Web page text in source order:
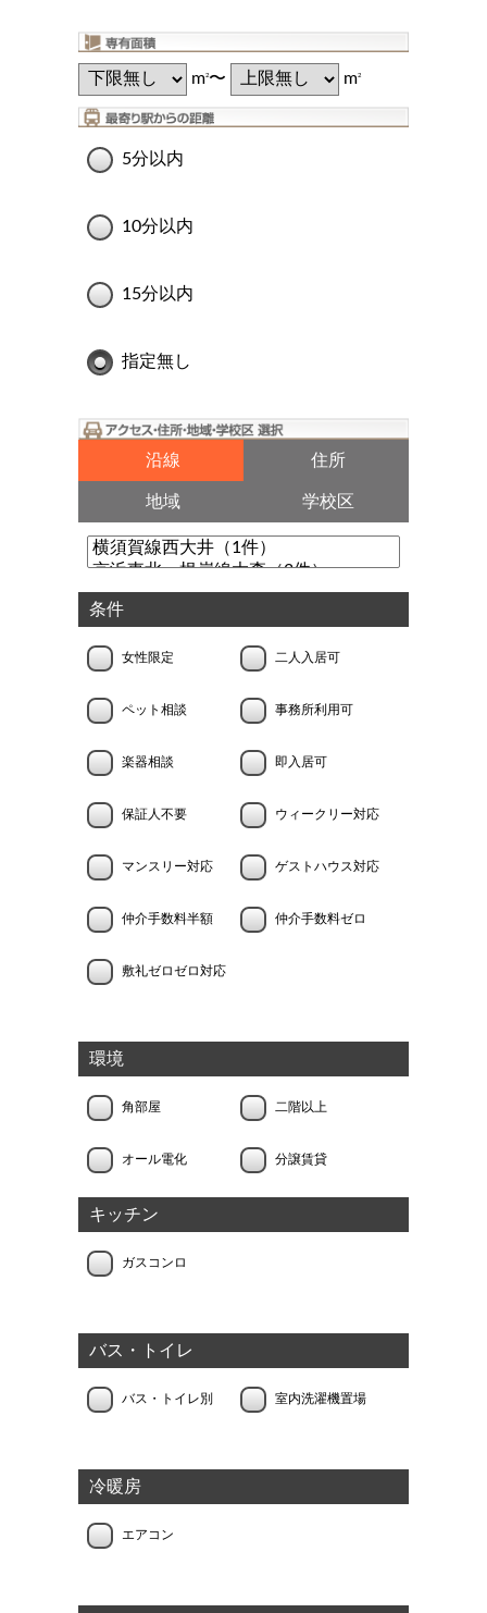
m2〜 m2
5分以内
10分以内
15分以内
指定無し
沿線 住所
地域 学校区
条件
女性限定 二人入居可
ペット相談 事務所利用可
楽器相談 即入居可
保証人不要 ウィークリー対応
マンスリー対応 ゲストハウス対応
仲介手数料半額 仲介手数料ゼロ
敷礼ゼロゼロ対応
環境
角部屋 二階以上
オール電化 分譲賃貸
キッチン
ガスコンロ
バス・トイレ
バス・トイレ別 室内洗濯機置場
冷暖房
エアコン